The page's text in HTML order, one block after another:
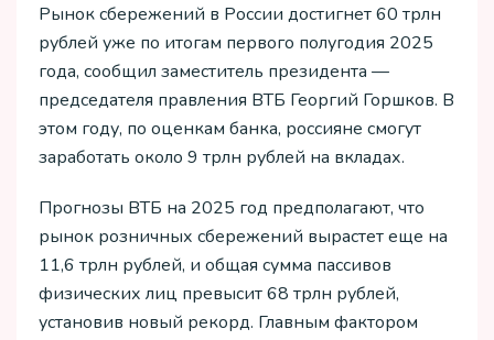
Рынок сбережений в России достигнет 60 трлн
рублей уже по итогам первого полугодия 2025
года, сообщил заместитель президента —
председателя правления ВТБ Георгий Горшков. В
этом году, по оценкам банка, россияне смогут
заработать около 9 трлн рублей на вкладах.
Прогнозы ВТБ на 2025 год предполагают, что
рынок розничных сбережений вырастет еще на
11,6 трлн рублей, и общая сумма пассивов
физических лиц превысит 68 трлн рублей,
установив новый рекорд. Главным фактором